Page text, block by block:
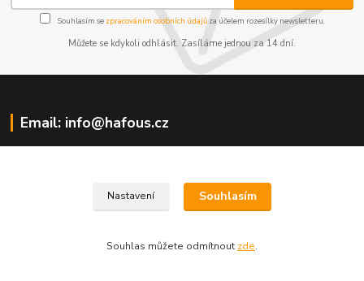
Souhlasím se zpracováním osobních údajůza účelem rozesílky newsletteru.
Můžete se kdykoli odhlásit. Zasíláme jednou za 14 dní.
Email: info@hafous.cz
Nastavení Souhlasím
Souhlas můžete odmítnout zde.